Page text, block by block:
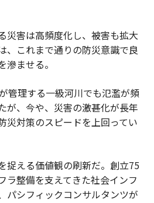
災害は高頻度化し、被害も拡大
、これまで通りの防災意識で良
滲ませる。
管理する一級河川でも氾濫が頻
が、今や、災害の激甚化が長年
災対策のスピードを上回ってい
捉える価値観の刷新だ。創立75
ラ整備を支えてきた社会インフ
パシフィックコンサルタンツが